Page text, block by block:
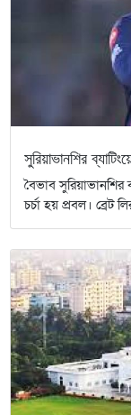
সুরিয়াভানশির
বৈভাব সুরিয়াভানশির
চর্চা হয় প্রবল। ব্রেট